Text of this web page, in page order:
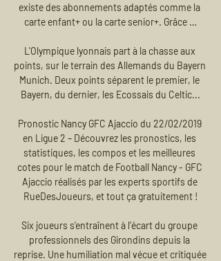
existe des abonnements adaptés comme la
carte enfant+ ou la carte senior+. Grâce …
L'Olympique lyonnais part à la chasse aux
points, sur le terrain des Allemands du Bayern
Munich. Deux points séparent le premier, le
Bayern, du dernier, les Ecossais du Celtic...
Pronostic Nancy GFC Ajaccio du 22/02/2019
en Ligue 2 – Découvrez les pronostics, les
statistiques, les compos et les meilleures
cotes pour le match de Football Nancy - GFC
Ajaccio réalisés par les experts sportifs de
RueDesJoueurs, et tout ça gratuitement !
Six joueurs s’entraînent à l’écart du groupe
professionnels des Girondins depuis la
reprise. Une humiliation mal vécue et critiquée